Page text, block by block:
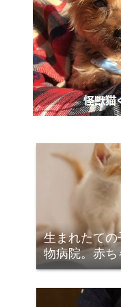
生まれたて
物病院。赤ち